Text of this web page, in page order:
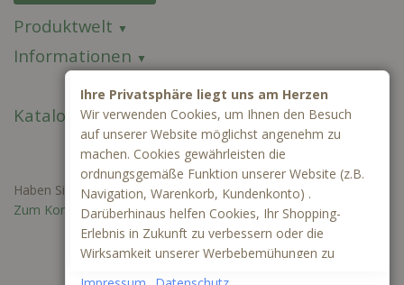
Produktwelt
Informationen
Kataloge
Haben Sie Fragen oder benötigen Sie ein individuelles Angebot?
Zum Kontaktformular
Ihre Privatsphäre liegt uns am Herzen
Wir verwenden Cookies, um Ihnen den Besuch
auf unserer Website möglichst angenehm zu
machen. Cookies gewährleisten die
ordnungsgemäße Funktion unserer Website (z.B.
Navigation, Warenkorb, Kundenkonto) .
Darüberhinaus helfen Cookies, Ihr Shopping-
Erlebnis in Zukunft zu verbessern oder die
Wirksamkeit unserer Werbebemühungen zu